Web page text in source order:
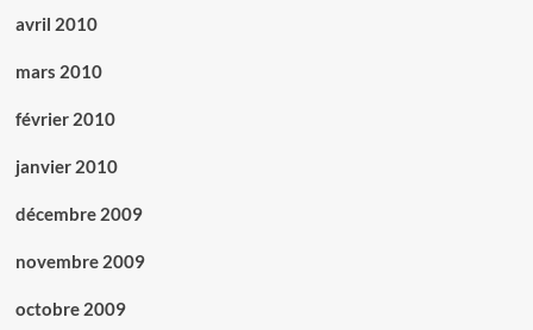
avril 2010
mars 2010
février 2010
janvier 2010
décembre 2009
novembre 2009
octobre 2009